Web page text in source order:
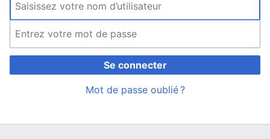
Se connecter
Mot de passe oublié ?